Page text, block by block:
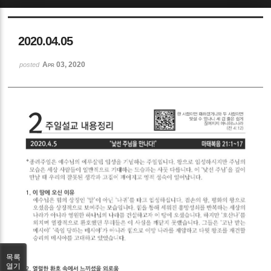
2020.04.05
posted Apr 03, 2020
목록
열기
Sketchbook5, 스케치북5
Sketchbook5, 스케치북5